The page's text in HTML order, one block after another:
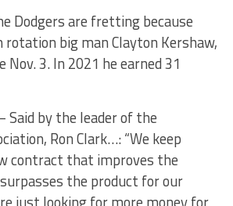
Dodgers are fretting because
rotation big man Clayton Kershaw,
Nov. 3. In 2021 he earned 31
Said by the leader of the
Ron Clark…: “We keep
contract that improves the
the product for our